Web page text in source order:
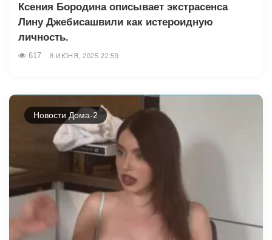
Ксения Бородина описывает экстрасенса
Лину Джебисашвили как истероидную
личность.
617 8 ИЮНЯ, 2025 22:59
Новости Дома-2